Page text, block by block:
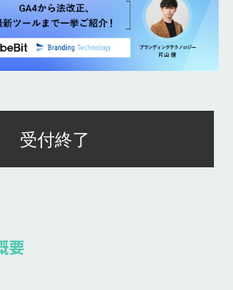
受付終了
要